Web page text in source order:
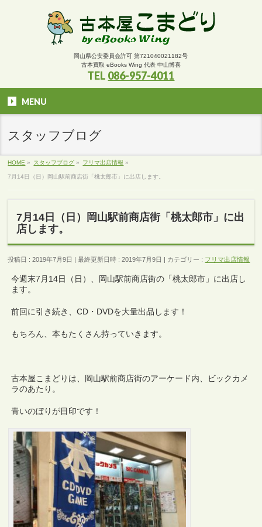
岡山県公安委員会許可 第721040021182号
古本買取 eBooks Wing 代表 中山博喜
TEL 086-957-4011
MENU
スタッフブログ
HOME » スタッフブログ » フリマ出店情報 »
7月14日（日）岡山駅前商店街「桃太郎市」に出店します。
7月14日（日）岡山駅前商店街「桃太郎市」に出
店します。
投稿日 : 2019年7月9日 最終更新日時 : 2019年7月9日 カテゴリー : フリマ出店情報
今週末7月14日（日）、岡山駅前商店街の「桃太郎市」に出店し
ます。
前回に引き続き、CD・DVDを大量出品します！
もちろん、本もたくさん持っていきます。
古本屋こまどりは、岡山駅前商店街のアーケード内、ビックカメ
ラのあたり。
青いのぼりが目印です！